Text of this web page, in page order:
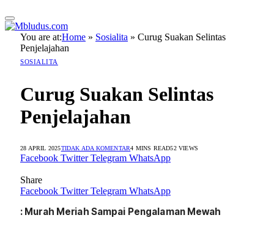
You are at:Home » Sosialita » Curug Suakan Selintas
Penjelajahan
SOSIALITA
Curug Suakan Selintas
Penjelajahan
28 APRIL 2025TIDAK ADA KOMENTAR4 MINS READ52VIEWS
Facebook Twitter Telegram WhatsApp
Share
Facebook Twitter Telegram WhatsApp
: Murah Meriah Sampai Pengalaman Mewah